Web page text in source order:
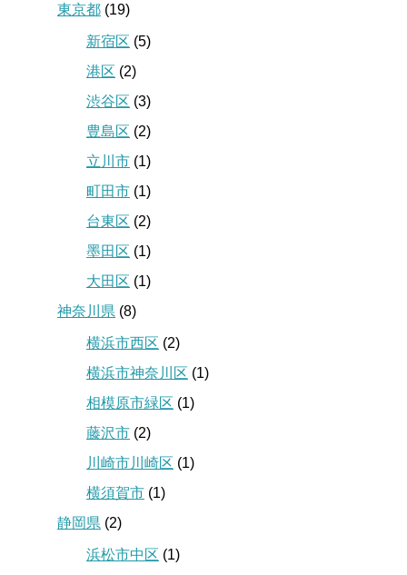
東京都 (19)
新宿区 (5)
港区 (2)
渋谷区 (3)
豊島区 (2)
立川市 (1)
町田市 (1)
台東区 (2)
墨田区 (1)
大田区 (1)
神奈川県 (8)
横浜市西区 (2)
横浜市神奈川区 (1)
相模原市緑区 (1)
藤沢市 (2)
川崎市川崎区 (1)
横須賀市 (1)
静岡県 (2)
浜松市中区 (1)